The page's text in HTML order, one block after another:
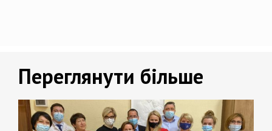
Переглянути більше